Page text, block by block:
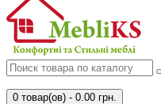
0 товар(ов) - 0.00 грн.